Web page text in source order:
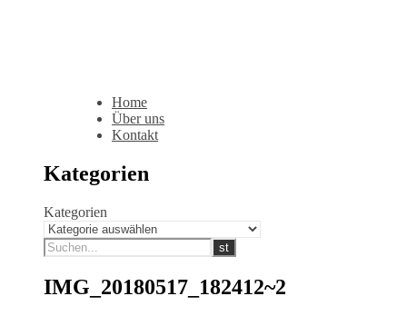
Home
Über uns
Kontakt
Kategorien
Kategorien
IMG_20180517_182412~2